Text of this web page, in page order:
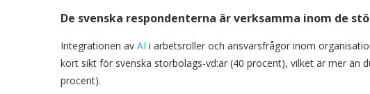
De svenska respondenterna är verksamma inom de
Integrationen av AI i arbetsroller och ansvarsfrågor inom
kort sikt för svenska storbolags-vd:ar (40 procent), vilket är mer än
procent).